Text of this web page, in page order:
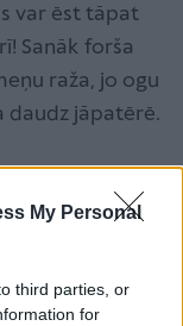
My Personal
third parties, or
for
var ēst tāpat
Sanāk forša
raža, jo ogu
daudz jāpatērē.
augļus
ļoti plānā
cepeškrāsnī